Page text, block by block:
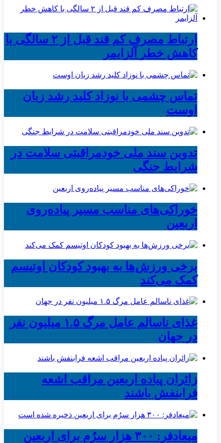
ارتباط مصرف کم قند قبل از ۲ سالگی با
کاهش خطر آلزایمر
تماس چشمی با نوزاد کلید رشد زبان
اوست
تدوین سند ملی خودمراقبتی سلامت در
شرایط جنگی
خوراکی‌های مناسب مسیر پیاده‌روی
اربعین
برخی ورزش‌ها به بهبود کودکان اوتیسم
کمک می‌کند
غذای ناسالم عامل مرگ ۱.۵ میلیون نفر
در جهان
زائران پیاده اربعین مراقب اشعه
فرابنفش باشند
میعادفر: ۳۰۰ هزار سرُم برای اربعین